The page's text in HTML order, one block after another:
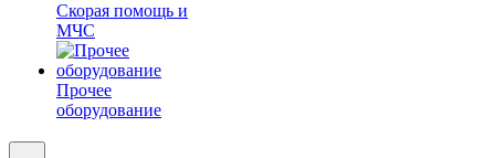
Скорая помощь и
МЧС
Прочее
оборудование